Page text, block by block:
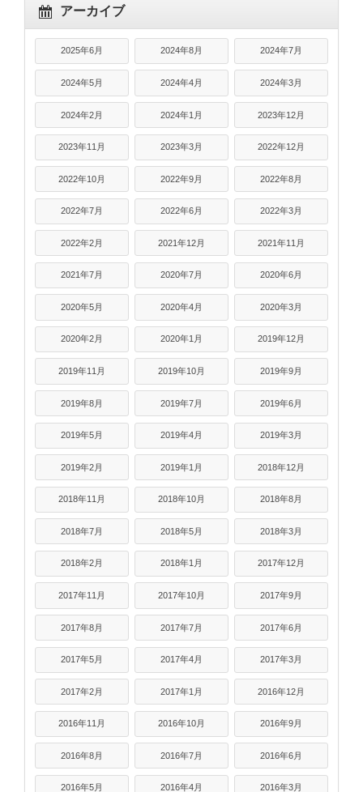
アーカイブ
2025年6月 2024年8月 2024年7月
2024年5月 2024年4月 2024年3月
2024年2月 2024年1月 2023年12月
2023年11月 2023年3月 2022年12月
2022年10月 2022年9月 2022年8月
2022年7月 2022年6月 2022年3月
2022年2月 2021年12月 2021年11月
2021年7月 2020年7月 2020年6月
2020年5月 2020年4月 2020年3月
2020年2月 2020年1月 2019年12月
2019年11月 2019年10月 2019年9月
2019年8月 2019年7月 2019年6月
2019年5月 2019年4月 2019年3月
2019年2月 2019年1月 2018年12月
2018年11月 2018年10月 2018年8月
2018年7月 2018年5月 2018年3月
2018年2月 2018年1月 2017年12月
2017年11月 2017年10月 2017年9月
2017年8月 2017年7月 2017年6月
2017年5月 2017年4月 2017年3月
2017年2月 2017年1月 2016年12月
2016年11月 2016年10月 2016年9月
2016年8月 2016年7月 2016年6月
2016年5月 2016年4月 2016年3月